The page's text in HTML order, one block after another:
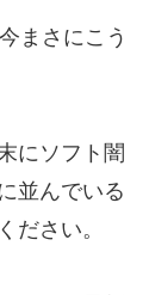
まさにこう
にソフト闇
並んでいる
ださい。